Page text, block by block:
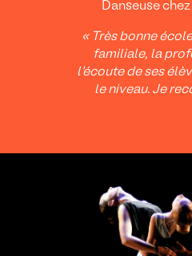
Danseuse
« Très bonne
familiale, la
l’écoute de ses
le niveau. Je